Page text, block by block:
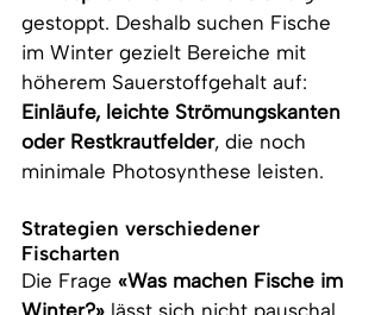
gestoppt. Deshalb suchen Fische
im Winter gezielt Bereiche mit
höherem Sauerstoffgehalt auf:
Einläufe, leichte Strömungskanten
oder Restkrautfelder, die noch
minimale Photosynthese leisten.
Strategien verschiedener
Fischarten
Die Frage «Was machen Fische im
Winter?» lässt sich nicht pauschal